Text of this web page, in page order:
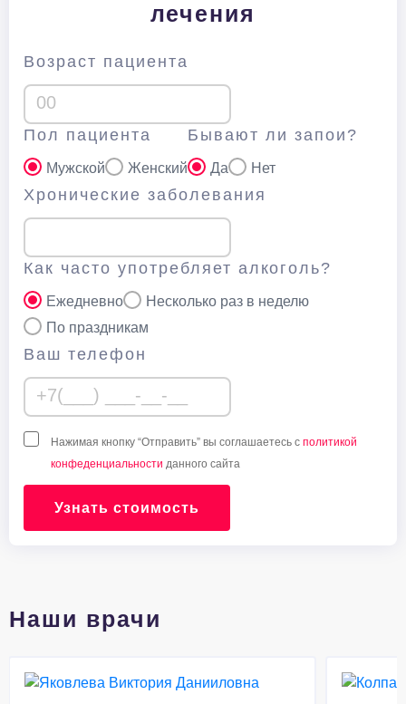
лечения
Возраст пациента
Пол пациента
Мужской Женский
Бывают ли запои?
Да Нет
Хронические заболевания
Как часто употребляет алкоголь?
Ежедневно
Несколько раз в неделю
По праздникам
Ваш телефон
Нажимая кнопку “Отправить” вы соглашаетесь с политикой
конфеденциальности данного сайта
Узнать стоимость
Наши врачи